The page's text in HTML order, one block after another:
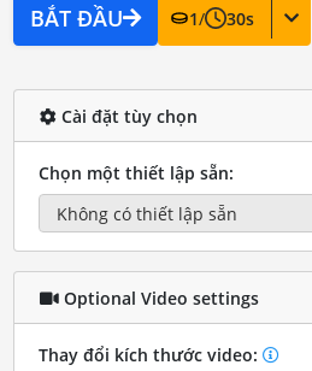
BẮT ĐẦU 1/ 30s
Cài đặt tùy chọn
Chọn một thiết lập sẵn:
Optional Video settings
Thay đổi kích thước video: